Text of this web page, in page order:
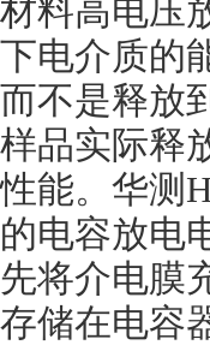
材料高电压
下电介质的
而不是释放
样品实际释
性能。华测
的电容放电
先将介电膜
存储在电容